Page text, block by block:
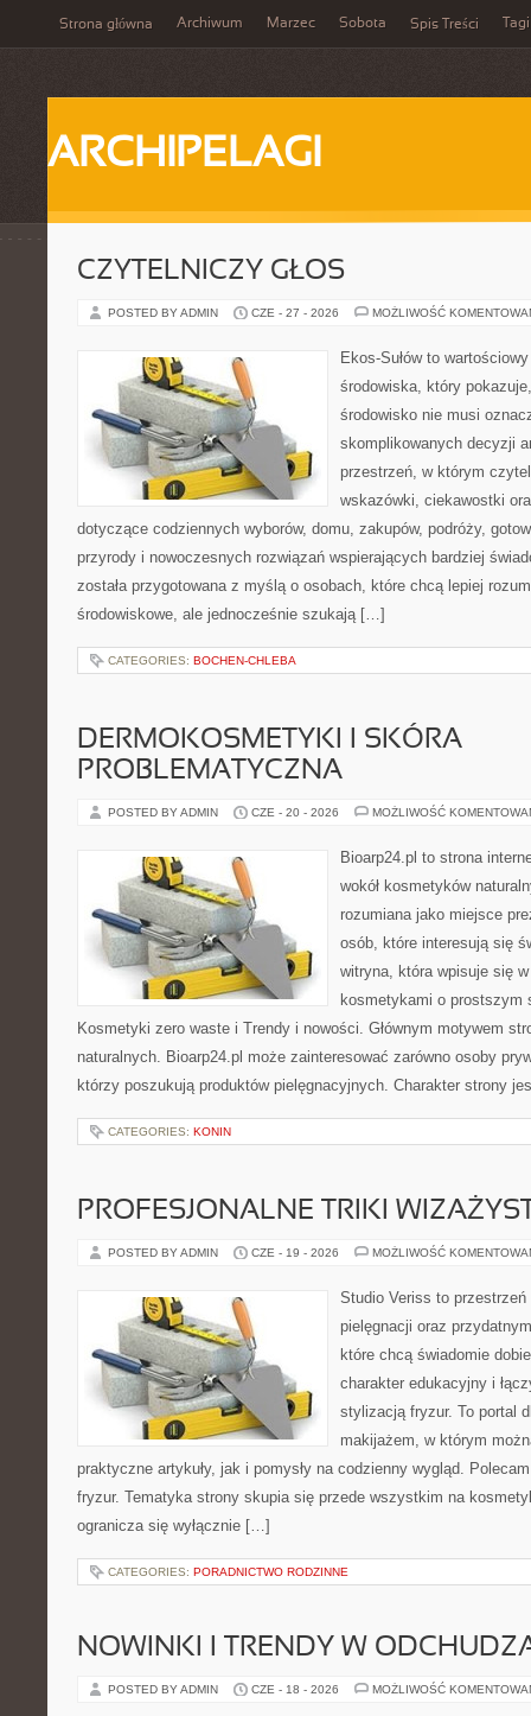
Strona główna Archiwum Marzec Sobota Spis Treści Tagi
ARCHIPELAGI
CZYTELNICZY GŁOS
POSTED BY ADMIN CZE - 27 - 2026 MOŻLIWOŚĆ
Ekos-Sułów to
środowiska, który
środowisko nie musi
skomplikowanych decyzji
przestrzeń, w którym
wskazówki, ciekawostki
dotyczące codziennych wyborów, domu, zakupów, podróży,
przyrody i nowoczesnych rozwiązań wspierających bardziej
została przygotowana z myślą o osobach, które chcą lepiej
środowiskowe, ale jednocześnie szukają […]
CATEGORIES: BOCHEN-CHLEBA
DERMOKOSMETYKI I SKÓRA
PROBLEMATYCZNA
POSTED BY ADMIN CZE - 20 - 2026 MOŻLIWOŚĆ
Bioarp24.pl to strona
wokół kosmetyków
rozumiana jako miejsce
osób, które interesują się
witryna, która wpisuje się
kosmetykami o prostszym
Kosmetyki zero waste i Trendy i nowości. Głównym motywem
naturalnych. Bioarp24.pl może zainteresować zarówno osoby
którzy poszukują produktów pielęgnacyjnych. Charakter strony
CATEGORIES: KONIN
PROFESJONALNE TRIKI
POSTED BY ADMIN CZE - 19 - 2026 MOŻLIWOŚĆ
Studio Veriss to
pielęgnacji oraz
które chcą świadomie
charakter edukacyjny i
stylizacją fryzur. To portal
makijażem, w którym
praktyczne artykuły, jak i pomysły na codzienny wygląd.
fryzur. Tematyka strony skupia się przede wszystkim na
ogranicza się wyłącznie […]
CATEGORIES: PORADNICTWO RODZINNE
NOWINKI I TRENDY W
POSTED BY ADMIN CZE - 18 - 2026 MOŻLIWOŚĆ